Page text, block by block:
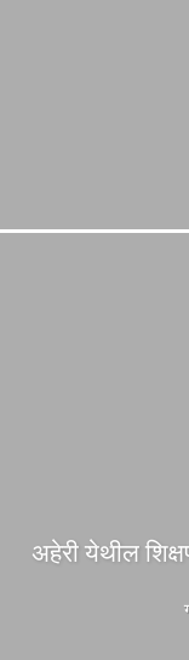
अहेरी येथील